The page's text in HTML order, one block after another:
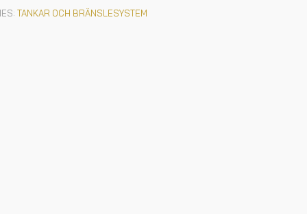
TANKAR OCH BRÄNSLESYSTEM